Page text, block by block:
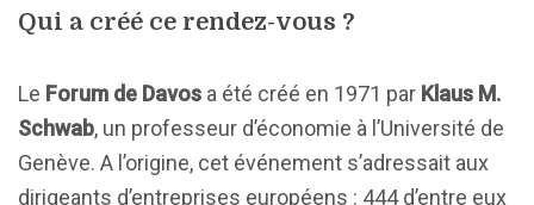
Qui a créé ce rendez-vous ?
Le Forum de Davos a été créé en 1971 par Klaus M.
Schwab, un professeur d’économie à l’Université de
Genève. A l’origine, cet événement s’adressait aux
dirigeants d’entreprises européens : 444 d’entre eux